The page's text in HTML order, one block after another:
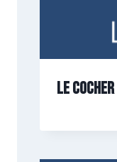
Le cocher